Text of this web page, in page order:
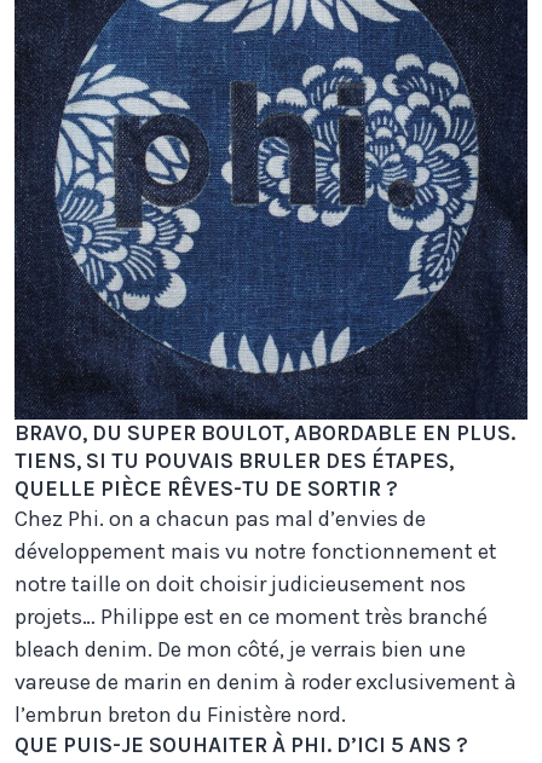
BRAVO, DU SUPER BOULOT, ABORDABLE EN PLUS.
TIENS, SI TU POUVAIS BRULER DES ÉTAPES,
QUELLE PIÈCE RÊVES-TU DE SORTIR ?
Chez Phi. on a chacun pas mal d’envies de
développement mais vu notre fonctionnement et
notre taille on doit choisir judicieusement nos
projets… Philippe est en ce moment très branché
bleach denim. De mon côté, je verrais bien une
vareuse de marin en denim à roder exclusivement à
l’embrun breton du Finistère nord.
QUE PUIS-JE SOUHAITER À PHI. D’ICI 5 ANS ?